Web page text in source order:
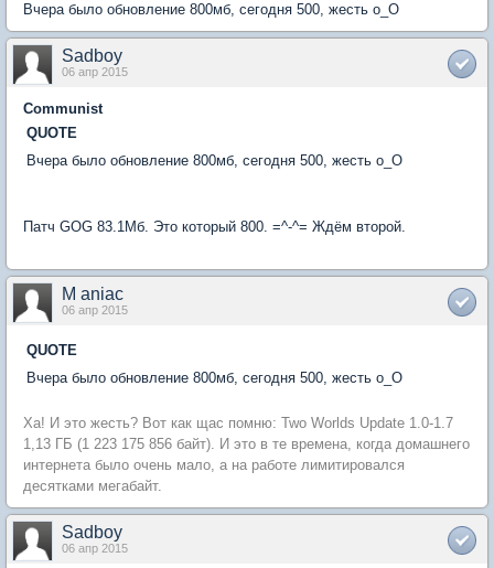
Вчера было обновление 800мб, сегодня 500, жесть o_O
Sadboy
06 апр 2015
Communist
QUOTE
Вчера было обновление 800мб, сегодня 500, жесть o_O
Патч GOG 83.1Мб. Это который 800. =^-^= Ждём второй.
M aniac
06 апр 2015
QUOTE
Вчера было обновление 800мб, сегодня 500, жесть o_O
Ха! И это жесть? Вот как щас помню: Two Worlds Update 1.0-1.7
1,13 ГБ (1 223 175 856 байт). И это в те времена, когда домашнего
интернета было очень мало, а на работе лимитировался
десятками мегабайт.
Sadboy
06 апр 2015